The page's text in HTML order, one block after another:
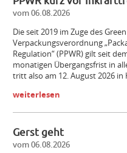
vom 06.08.2026
Die seit 2019 im Zuge des
Verpackungsverordnung
Regulation“ (PPWR) gilt seit
monatigen Übergangsfrist in
tritt also am 12. August 2026 in
weiterlesen
Gerst geht
vom 06.08.2026